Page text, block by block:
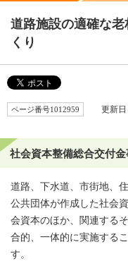
道路施設の適確な
くり
ページ番号1012959 更新日
社会資本整備総合交付
道路、下水道、市街地、
公共団体が作成した社会
会資本のほか、関連する
合的、一体的に実施する
す。